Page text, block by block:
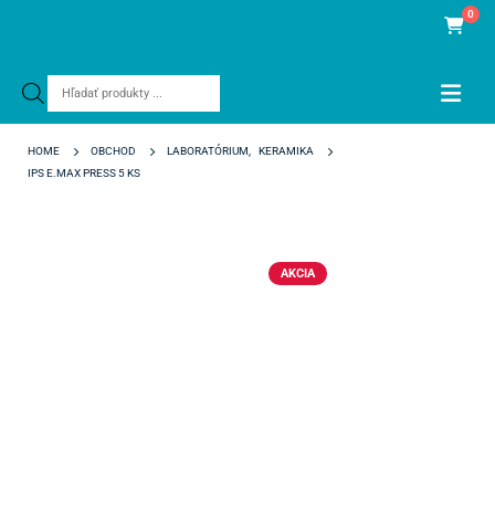
Products
0
HOME OBCHOD LABORATÓRIUM
KERAMIKA
IPS E.MAX PRESS 5 KS
AKCIA